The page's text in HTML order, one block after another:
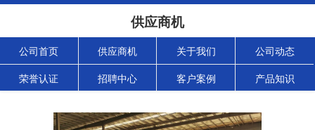
供应商机
公司首页 供应商机 关于我们 公司动态
荣誉认证 招聘中心 客户案例 产品知识